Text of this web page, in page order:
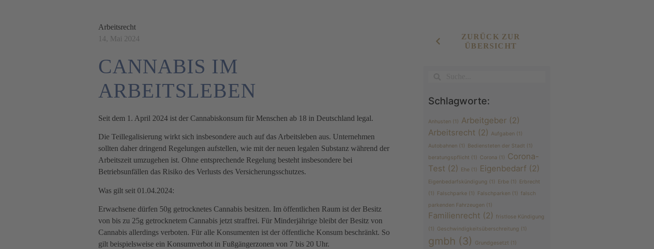
Arbeitsrecht
14, Mai 2024
CANNABIS IM
ARBEITSLEBEN
Seit dem 1. April 2024 ist der Cannabiskonsum für Menschen ab 18 in Deutschland legal.
Die Teillegalisierung wirkt sich insbesondere auch auf das Arbeitsleben aus. Unternehmen
sollten daher dringend Regelungen aufstellen, wie mit der neuen legalen Substanz während der
Arbeitszeit umzugehen ist. Ohne entsprechende Regelung besteht insbesondere bei
Betriebsunfällen das Risiko des Verlusts des Versicherungsschutzes.
Was gilt seit 01.04.2024:
Erwachsene dürfen 50g getrocknetes Cannabis besitzen. Im öffentlichen Raum ist der Besitz
von bis zu 25g getrocknetem Cannabis jetzt straffrei. Für Minderjährige bleibt der Besitz von
Cannabis allerdings verboten. Für alle Konsumenten ist der öffentliche Konsum beschränkt. So
gilt beispielsweise ein Konsumverbot in Fußgängerzonen von 7 bis 20 Uhr.
ZURÜCK ZUR
ÜBERSICHT
Schlagworte:
Anhusten (1) Arbeitgeber (2)
Arbeitsrecht (2) Aufgaben (1)
Autobahnen (1) Bediensteten der Stadt (1)
beratungspflicht (1) Corona (1) Corona-
Test (2) Ehe (1) Eigenbedarf (2)
Eigenbedarfskündigung (1) Erbe (1) Erbrecht
(1) Falschparke (1) Falschparken (1) falsch
parkenden Fahrzeugen (1)
Familienrecht (2) fristlose Kündigung
(1) Geschwindigkeitsüberschreitung (1)
gmbh (3) Grundgesetzt (1)